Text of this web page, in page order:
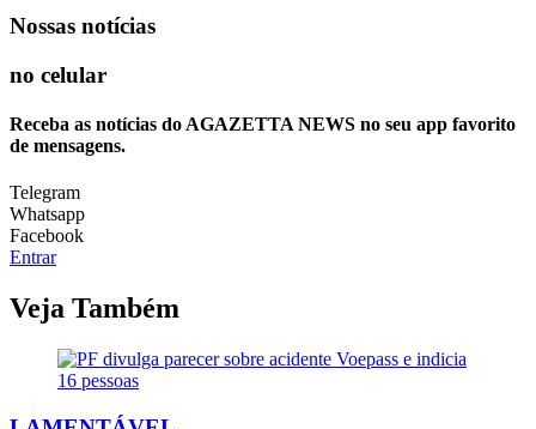
Nossas notícias
no celular
Receba as notícias do AGAZETTA NEWS no seu app favorito
de mensagens.
Telegram
Whatsapp
Facebook
Entrar
Veja Também